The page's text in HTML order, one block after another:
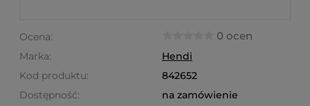
Ocena: 0 ocen
Marka:
Hendi
Kod produktu:
842652
Dostępność:
na zamówienie